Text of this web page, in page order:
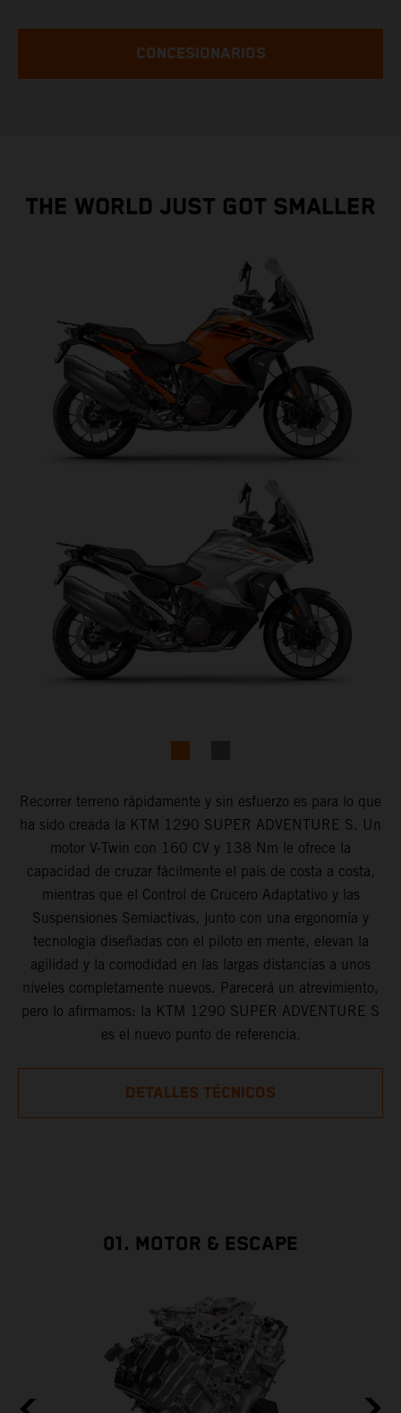
CONCESIONARIOS
THE WORLD JUST GOT SMALLER
Recorrer terreno rápidamente y sin esfuerzo es para lo que
ha sido creada la KTM 1290 SUPER ADVENTURE S. Un
motor V-Twin con 160 CV y 138 Nm le ofrece la
capacidad de cruzar fácilmente el país de costa a costa,
mientras que el Control de Crucero Adaptativo y las
Suspensiones Semiactivas, junto con una ergonomía y
tecnología diseñadas con el piloto en mente, elevan la
agilidad y la comodidad en las largas distancias a unos
niveles completamente nuevos. Parecerá un atrevimiento,
pero lo afirmamos: la KTM 1290 SUPER ADVENTURE S
es el nuevo punto de referencia.
DETALLES TÉCNICOS
01. MOTOR & ESCAPE